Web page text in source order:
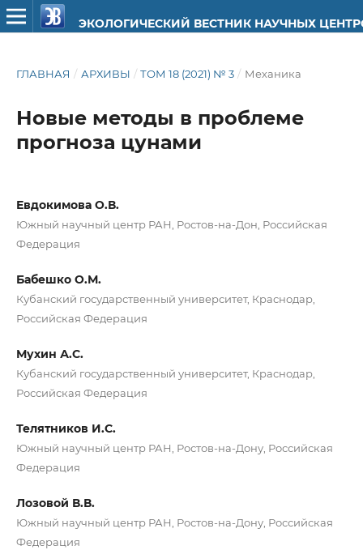
ЭКОЛОГИЧЕСКИЙ ВЕСТНИК НАУЧНЫХ
ГЛАВНАЯ / АРХИВЫ / ТОМ 18 (2021) № 3 / Механика
Новые методы в проблеме
прогноза цунами
Евдокимова О.В.
Южный научный центр РАН, Ростов-на-Дон, Российская
Федерация
Бабешко О.М.
Кубанский государственный университет, Краснодар,
Российская Федерация
Мухин А.С.
Кубанский государственный университет, Краснодар,
Российская Федерация
Телятников И.С.
Южный научный центр РАН, Ростов-на-Дону, Российская
Федерация
Лозовой В.В.
Южный научный центр РАН, Ростов-на-Дону, Российская
Федерация